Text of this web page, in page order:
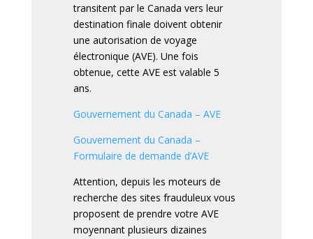
transitent par le Canada vers leur
destination finale doivent obtenir
une autorisation de voyage
électronique (AVE). Une fois
obtenue, cette AVE est valable 5
ans.
Gouvernement du Canada – AVE
Gouvernement du Canada –
Formulaire de demande d’AVE
Attention, depuis les moteurs de
recherche des sites frauduleux vous
proposent de prendre votre AVE
moyennant plusieurs dizaines